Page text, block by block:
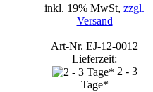
inkl. 19% MwSt, zzgl.
Versand
Art-Nr. EJ-12-0012
Lieferzeit:
2 - 3
Tage*